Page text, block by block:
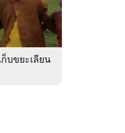
บขยะเลียน